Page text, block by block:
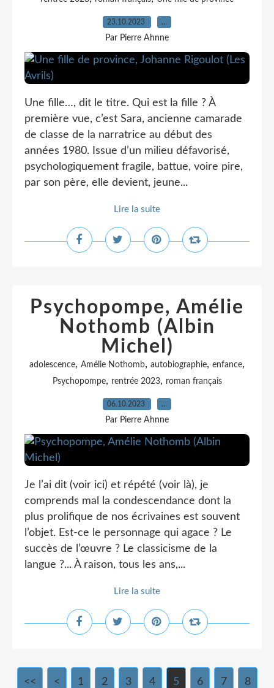
23.10.2023 …
Par Pierre Ahnne
Une fille…, dit le titre. Qui est la fille ? À
première vue, c’est Sara, ancienne camarade
de classe de la narratrice au début des
années 1980. Issue d’un milieu défavorisé,
psychologiquement fragile, battue, voire pire,
par son père, elle devient, jeune...
Lire la suite
Psychopompe, Amélie
Nothomb (Albin
Michel)
adolescence, Amélie Nothomb, autobiographie, enfance,
Psychopompe, rentrée 2023, roman français
06.10.2023 …
Par Pierre Ahnne
Je l’ai dit (voir ici) et répété (voir là), je
comprends mal la condescendance dont la
plus prolifique de nos écrivaines est souvent
l’objet. Est-ce le personnage qui agace ? Le
succès de l’œuvre ? Le classicisme de la
langue ?... À raison, tous les ans,...
Lire la suite
<< < 1 2 3 4 5 6 7 8